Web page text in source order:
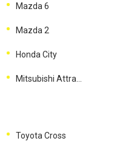
Mazda 6
Mazda 2
Honda City
Toyota Cross